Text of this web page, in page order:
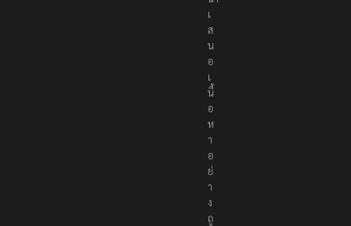
เ
ส
น
อ
เ
นื้
อ
ห
า
อ
ย่
า
ง
ถู